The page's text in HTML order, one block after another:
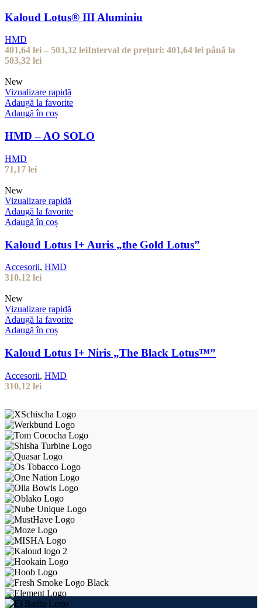
Kaloud Lotus® III Aluminiu
HMD
401,64 lei – 503,32 leiInterval de prețuri: 401,64 lei până la
503,32 lei
New
Vizualizare rapidă
Adaugă la favorite
Adaugă în coș
HMD – AO SOLO
HMD
71,17 lei
New
Vizualizare rapidă
Adaugă la favorite
Adaugă în coș
Kaloud Lotus I+ Auris „the Gold Lotus”
Accesorii, HMD
310,12 lei
New
Vizualizare rapidă
Adaugă la favorite
Adaugă în coș
Kaloud Lotus I+ Niris „The Black Lotus™”
Accesorii, HMD
310,12 lei